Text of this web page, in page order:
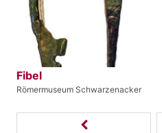
Fibel
Römermuseum Schwarzenacker